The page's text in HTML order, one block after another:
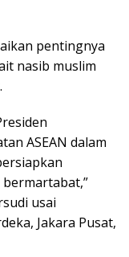
pentingnya
nasib muslim
ASEAN dalam
usai
Jakara Pusat,